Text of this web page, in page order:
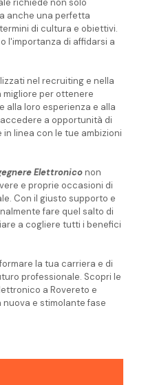
richiede non solo
anche una perfetta
di cultura e obiettivi.
l'importanza di affidarsi a
nel recruiting e nella
migliore per ottenere
alla loro esperienza e alla
a opportunità di
linea con le tue ambizioni
Elettroniconon
e proprie occasioni di
Con il giusto supporto e
fare quel salto di
a cogliere tutti i benefici
la tua carriera e di
professionale. Scopri le
a Rovereto e
e stimolante fase